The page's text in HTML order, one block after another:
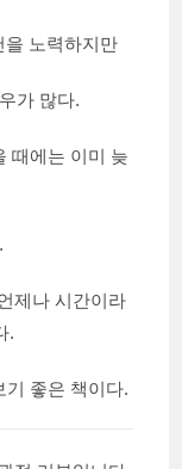
을 노력하지만
가 많다.
때에는 이미 늦
제나 시간이라
.
기 좋은 책이다.